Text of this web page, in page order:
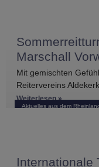
Aktuelles aus dem
Marschall
Mit gemischten
Reitervereins
vergleichbarer
größer war die
Weiterlesen »
Internationale